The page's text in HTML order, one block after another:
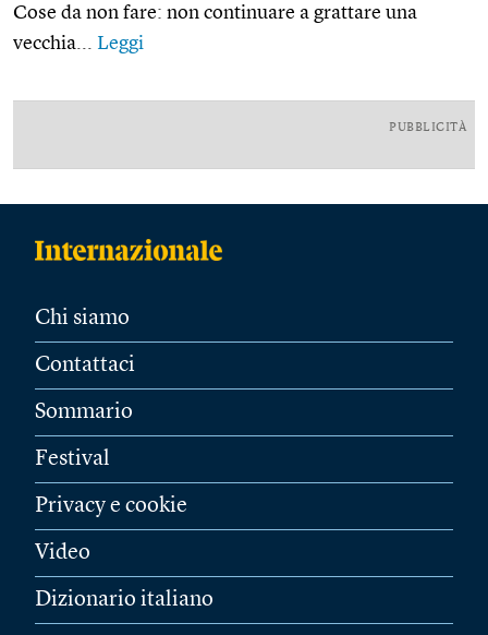
Cose da non fare: non continuare a grattare una
vecchia... Leggi
PUBBLICITÀ
Chi siamo
Contattaci
Sommario
Festival
Privacy e cookie
Video
Dizionario italiano